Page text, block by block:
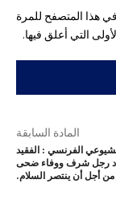
هذا المتصفح للمرة
التي أعلق فيها.
المادة السابقة
الفرنسي : الفقيد
رجل شرف ووفاء ضحى
من أجل أن ينتصر السلام.